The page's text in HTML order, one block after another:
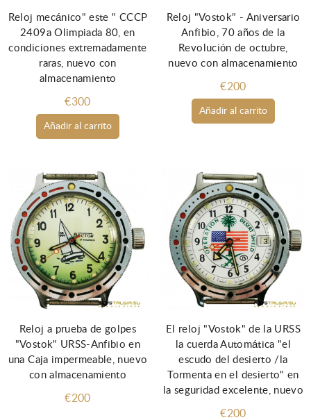
Añadir al carrito
Reloj mecánico" este " CCCP
2409a Olimpiada 80, en
condiciones extremadamente
raras, nuevo con
almacenamiento
€300
Añadir al carrito
Reloj "Vostok" - Aniversario
Anfibio, 70 años de la
Revolución de octubre,
nuevo con almacenamiento
€200
Reloj a prueba de golpes
"Vostok" URSS-Anfibio en
una Caja impermeable, nuevo
con almacenamiento
€200
El reloj "Vostok" de la URSS
la cuerda Automática "el
escudo del desierto /la
Tormenta en el desierto" en
la seguridad excelente, nuevo
€200